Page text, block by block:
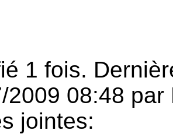
1 fois.
2009 08:48 par
jointes: